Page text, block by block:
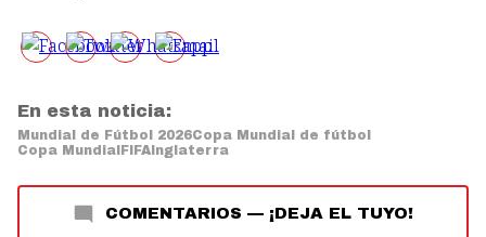
En esta noticia:
Mundial de Fútbol 2026Copa Mundial de fútbol
Copa MundialFIFAInglaterra
COMENTARIOS — ¡DEJA EL TUYO!